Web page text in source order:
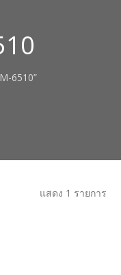
6510”
แสดง 1 รายการ